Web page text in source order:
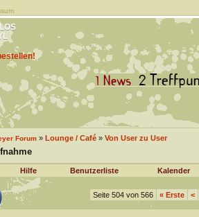
Forum» Lounge / Café» Von User zu User
Hilfe Benutzerliste Kalender
Seite 504 von 566 «Erste <